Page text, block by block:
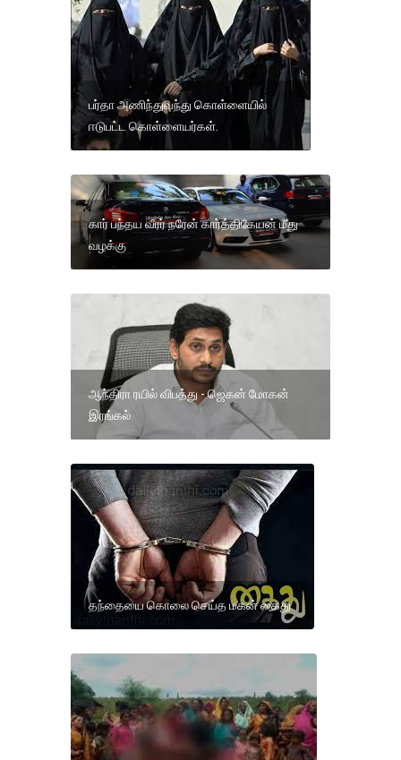
பர்தா அணிந்துவந்து கொள்ளையில்
ஈடுபட்ட கொள்ளையர்கள்.
கார் பந்தய வீரர் நரேன் கார்த்திகேயன் மீது
வழக்கு
ஆந்திரா ரயில் விபத்து - ஜெகன் மோகன்
இரங்கல்
தந்தையை கொலை செய்த மகன் கைது